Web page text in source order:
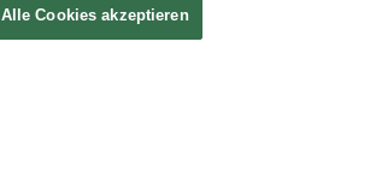
Alle Cookies akzeptieren